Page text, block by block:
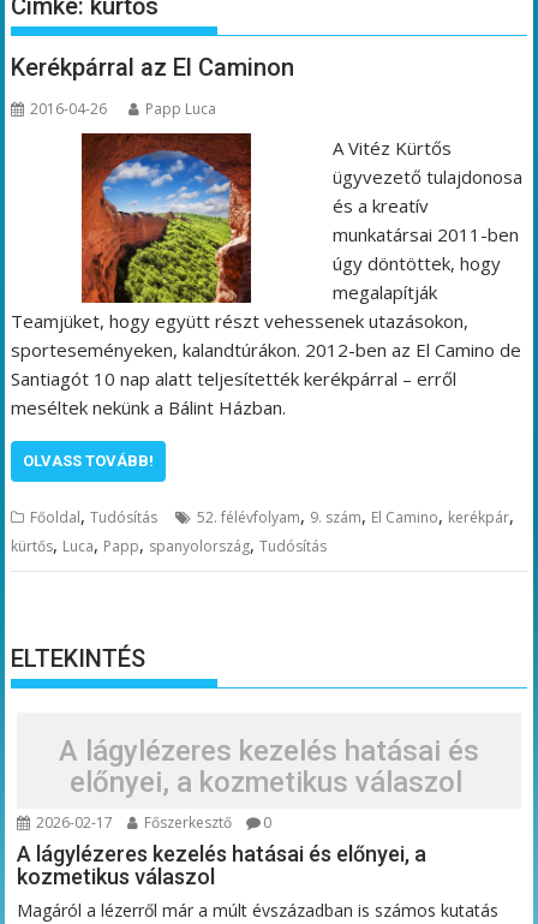
Címke: kürtős
Kerékpárral az El Caminon
2016-04-26 Papp Luca
A Vitéz Kürtős
ügyvezető tulajdonosa
és a kreatív
munkatársai 2011-ben
úgy döntöttek, hogy
megalapítják
Teamjüket, hogy együtt részt vehessenek utazásokon,
sporteseményeken, kalandtúrákon. 2012-ben az El Camino de
Santiagót 10 nap alatt teljesítették kerékpárral – erről
meséltek nekünk a Bálint Házban.
OLVASS TOVÁBB!
Főoldal,Tudósítás 52. félévfolyam, 9. szám, El Camino, kerékpár,
kürtős, Luca, Papp, spanyolország,Tudósítás
ELTEKINTÉS
A lágylézeres kezelés hatásai és
előnyei, a kozmetikus válaszol
2026-02-17 Főszerkesztő 0
A lágylézeres kezelés hatásai és előnyei, a
kozmetikus válaszol
Magáról a lézerről már a múlt évszázadban is számos kutatás